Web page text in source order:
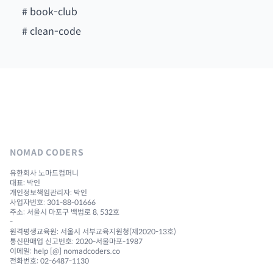
# book-club
#clean-code
NOMAD CODERS
유한회사 노마드컴퍼니
대표: 박인
개인정보책임관리자: 박인
사업자번호: 301-88-01666
주소: 서울시 마포구 백범로 8, 532호
-
원격평생교육원: 서울시 서부교육지원청(제2020-13호)
통신판매업 신고번호: 2020-서울마포-1987
이메일: help [@] nomadcoders.co
전화번호: 02-6487-1130